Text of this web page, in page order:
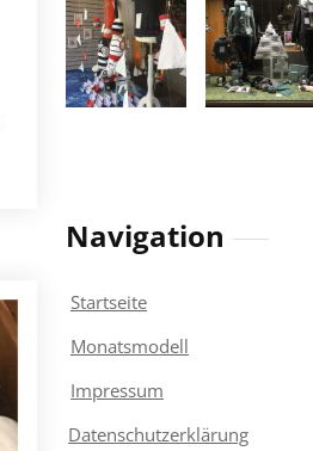
Navigation
Startseite
Monatsmodell
Impressum
Datenschutzerklärung